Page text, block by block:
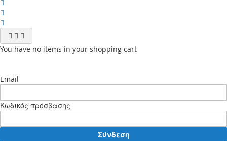
You have no items in your shopping cart
Email
Κωδικός πρόσβασης
Σύνδεση